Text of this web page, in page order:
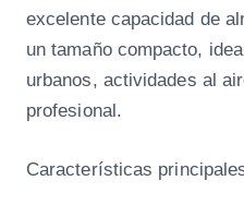
excelente capacidad de
un tamaño compacto,
urbanos, actividades al
profesional.
Características